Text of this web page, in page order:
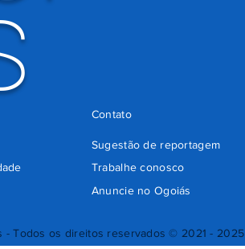
- Todos os direitos reservados © 2021 - 2025
Sugestão de reportagem
Trabalhe conosco
Anuncie no Ogoiás
Contato